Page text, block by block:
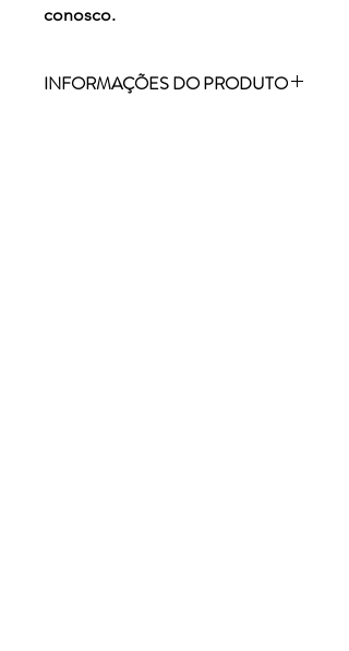
conosco.
INFORMAÇÕES DO PRODUTO